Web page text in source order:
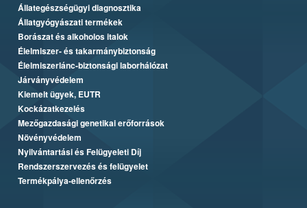
Állategészségügyi diagnosztika
Állatgyógyászati termékek
Borászat és alkoholos italok
Élelmiszer- és takarmánybiztonság
Élelmiszerlánc-biztonsági laborhálózat
Járványvédelem
Kiemelt ügyek, EUTR
Kockázatkezelés
Mezőgazdasági genetikai erőforrások
Növényvédelem
Nyilvántartási és Felügyeleti Díj
Rendszerszervezés és felügyelet
Termékpálya-ellenőrzés